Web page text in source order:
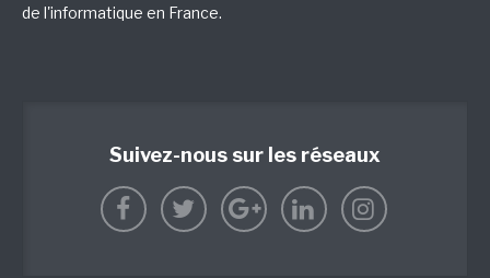
de l'informatique en France.
Suivez-nous sur les réseaux